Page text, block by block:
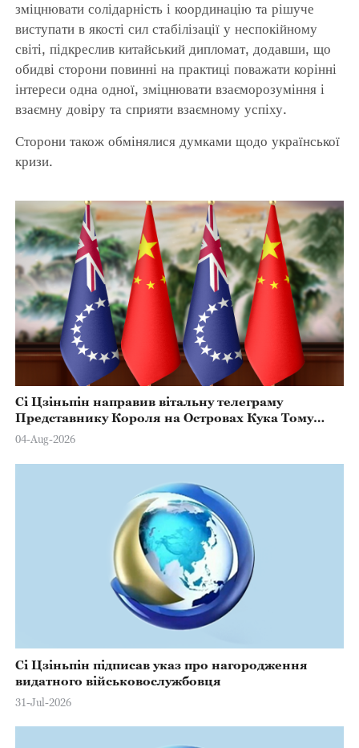
зміцнювати солідарність і координацію та рішуче
виступати в якості сил стабілізації у неспокійному
світі, підкреслив китайський дипломат, додавши, що
обидві сторони повинні на практиці поважати корінні
інтереси одна одної, зміцнювати взаєморозуміння і
взаємну довіру та сприяти взаємному успіху.
Сторони також обмінялися думками щодо української
кризи.
Сі Цзіньпін направив вітальну телеграму
Представнику Короля на Островах Кука Тому
Марстерсу з нагоди Дня Конституції
04-Aug-2026
Сі Цзіньпін підписав указ про нагородження
видатного військовослужбовця
31-Jul-2026